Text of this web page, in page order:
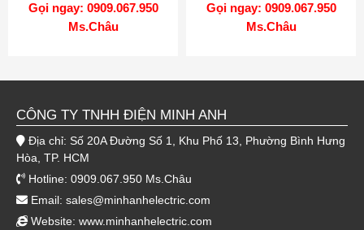
Gọi ngay: 0909.067.950
Ms.Châu
Gọi ngay: 0909.067.950
Ms.Châu
CÔNG TY TNHH ĐIỆN MINH ANH
Địa chỉ: Số 20A Đường Số 1, Khu Phố 13, Phường Bình Hưng
Hòa, TP. HCM
Hotline: 0909.067.950 Ms.Châu
Email: sales@minhanhelectric.com
Website: www.minhanhelectric.com